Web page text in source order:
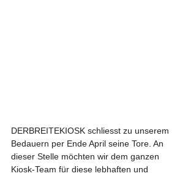
DERBREITEKIOSK schliesst zu unserem
Bedauern per Ende April seine Tore. An
dieser Stelle möchten wir dem ganzen
Kiosk-Team für diese lebhaften und